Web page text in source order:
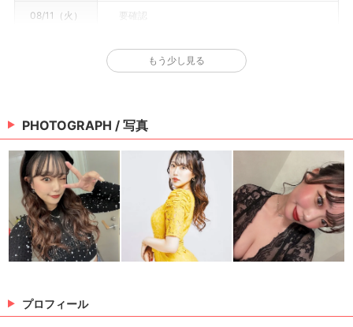
08/11（火） 要確認
要確認
08/15（土） 要確認
※情報はあくまで予定でキャストまたは出勤情報は一部です。詳細はお店にお問い合わせく
ださい。
もう少し見る
PHOTOGRAPH / 写真
プロフィール